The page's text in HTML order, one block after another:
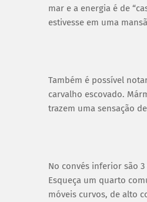
mar e a energia é de
estivesse em uma
Também é possível
carvalho escovado.
trazem uma sensação
No convés inferior são
Esqueça um quarto
móveis curvos, de alto